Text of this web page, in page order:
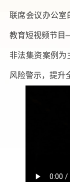
联席会议办公室
教育短视频节目
非法集资案例为
风险警示，提升